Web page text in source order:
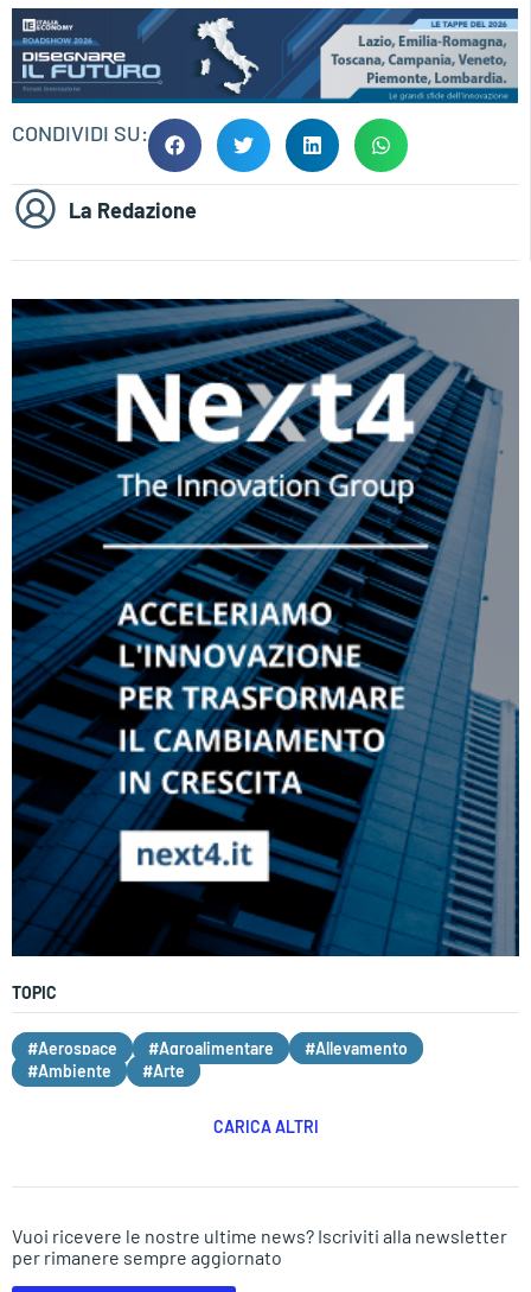
CONDIVIDI SU:
La Redazione
TOPIC
#Aerospace #Agroalimentare
#Allevamento
#Ambiente
#Arte
CARICA ALTRI
Vuoi ricevere le nostre ultime news? Iscriviti alla newsletter
per rimanere sempre aggiornato